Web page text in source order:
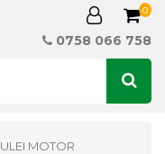
0
0758 066 758
ULEI MOTOR